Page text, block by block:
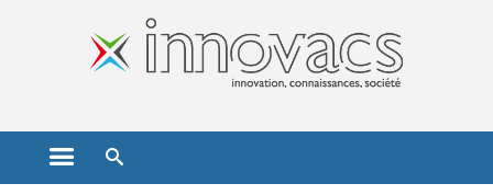
Ouvrir le menu principal